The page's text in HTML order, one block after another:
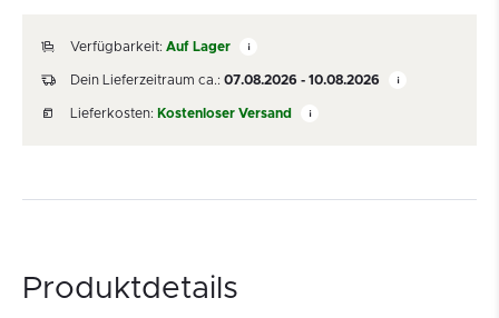
Verfügbarkeit: Auf Lager
Dein Lieferzeitraum ca.: 07.08.2026 - 10.08.2026
Lieferkosten: Kostenloser Versand
Produktdetails